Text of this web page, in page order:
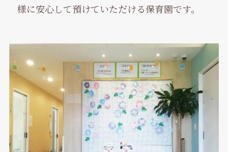
様に安心して預けていただける保育園です。